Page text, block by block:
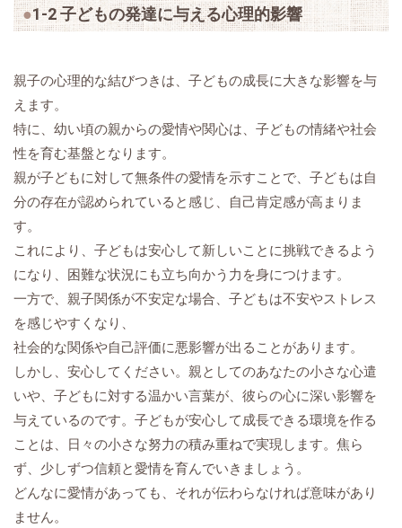
1-2 子どもの発達に与える心理的影響
親子の心理的な結びつきは、子どもの成長に大きな影響を与
えます。
特に、幼い頃の親からの愛情や関心は、子どもの情緒や社会
性を育む基盤となります。
親が子どもに対して無条件の愛情を示すことで、子どもは自
分の存在が認められていると感じ、自己肯定感が高まりま
す。
これにより、子どもは安心して新しいことに挑戦できるよう
になり、
困難な状況にも立ち向かう力を身につけます。
一方で、親子関係が不安定な場合、子どもは不安やストレス
を感じやすくなり、
社会的な関係や自己評価に悪影響が出ることがあります。
しかし、安心してください。親としてのあなたの小さな心遣
いや、子どもに対する温かい言葉が、彼らの心に深い影響を
与えているのです。子どもが安心して成長できる環境を作る
ことは、日々の小さな努力の積み重ねで実現します。焦ら
ず、少しずつ信頼と愛情を育んでいきましょう。
どんなに愛情があっても、それが伝わらなければ意味があり
ません。